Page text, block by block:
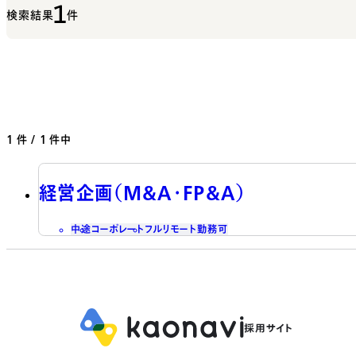
検索結果1件
1 件 / 1 件中
経営企画（M&A・FP&A）
中途コーポレート フルリモート勤務可